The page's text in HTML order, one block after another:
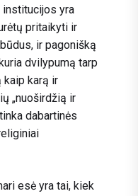
institucijos yra
pritaikyti ir
ir pagonišką
dvilypumą tarp
kaip karą ir
„nuoširdžią ir
dabartinės
esė yra tai, kiek